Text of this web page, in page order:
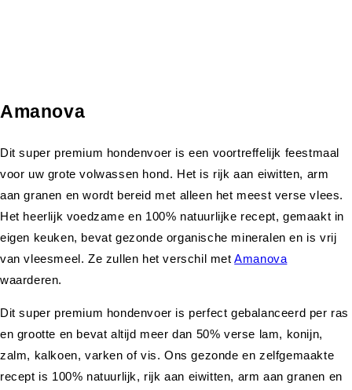
Amanova
Dit super premium hondenvoer is een voortreffelijk feestmaal
voor uw grote volwassen hond. Het is rijk aan eiwitten, arm
aan granen en wordt bereid met alleen het meest verse vlees.
Het heerlijk voedzame en 100% natuurlijke recept, gemaakt in
eigen keuken, bevat gezonde organische mineralen en is vrij
van vleesmeel. Ze zullen het verschil metAmanova
waarderen.
Dit super premium hondenvoer is perfect gebalanceerd per ras
en grootte en bevat altijd meer dan 50% verse lam, konijn,
zalm, kalkoen, varken of vis. Ons gezonde en zelfgemaakte
recept is 100% natuurlijk, rijk aan eiwitten, arm aan granen en